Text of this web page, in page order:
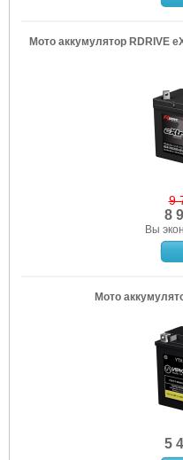
Мото аккумулятор RDRIVE
9
8
Вы
Мото
5